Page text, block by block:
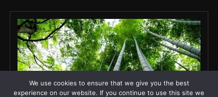
We use cookies to ensure that we give you the best
experience on our website. If you continue to use this site we